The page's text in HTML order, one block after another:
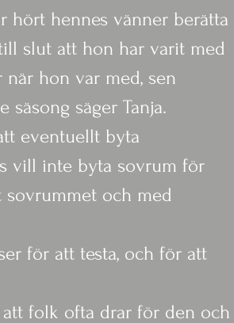
hört hennes vänner berätta
slut att hon har varit med
hon var med, sen
säger Tanja.
eventuellt byta
vill inte byta sovrum för
och med
för att testa, och för att
folk ofta drar för den och